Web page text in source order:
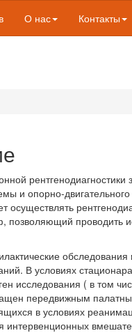
О нас Контакты
рентгенодиагностики
и опорно-
позволяющий проводить
В условиях
исследования ( в том
передвижным
в условиях